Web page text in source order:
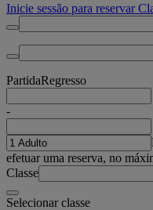
Inicie sessão para reservar
PartidaRegresso
-
efetuar uma reserva, no
Classe
Selecionar classe